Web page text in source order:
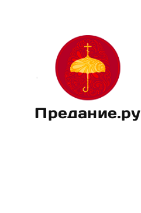
Предание.ру